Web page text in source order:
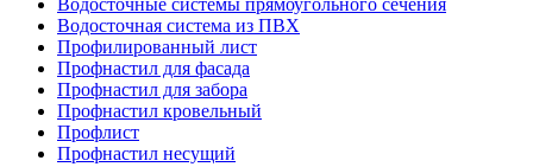
Водосточная система из ПВХ
Профилированный лист
Профнастил для фасада
Профнастил для забора
Профнастил кровельный
Профлист
Профнастил несущий